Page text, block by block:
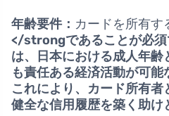
年齢要件： カードを所有す
</strongであることが必
は、日本における成人年
も責任ある経済活動が可能
これにより、カード所有者
健全な信用履歴を築く助け